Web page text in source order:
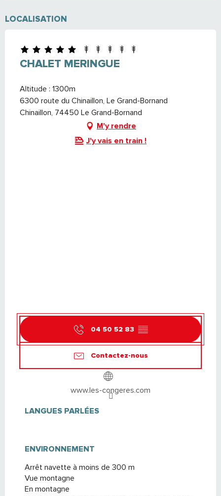
LOCALISATION
CHALET MERINGUE
Altitude : 1300m
6300 route du Chinaillon, Le Grand-Bornand
Chinaillon, 74450 Le Grand-Bornand
M'y rendre
J'y vais en train !
04 50 52 83 ▒▒
Contactez-nous
www.les-congeres.com
LANGUES PARLÉES
LANGUES PARLÉES
ENVIRONNEMENT
ENVIRONNEMENT
Arrêt navette à moins de 300 m
Vue montagne
En montagne